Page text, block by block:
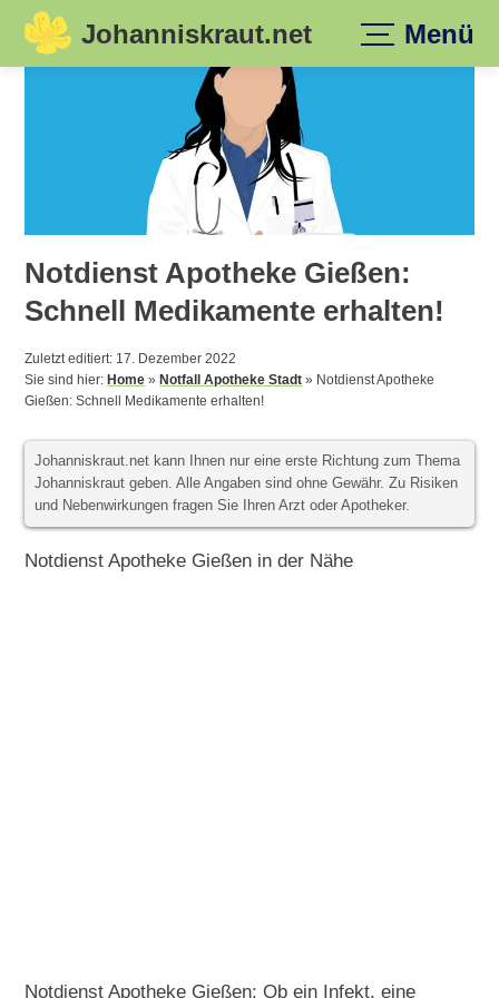
Skip
Johanniskraut.net Menü
Notdienst Apotheke Gießen:
Schnell Medikamente erhalten!
Zuletzt editiert: 17. Dezember 2022
Sie sind hier:Home »Notfall Apotheke Stadt » Notdienst Apotheke
Gießen: Schnell Medikamente erhalten!
Johanniskraut.net kann Ihnen nur eine erste Richtung zum Thema
Johanniskraut geben. Alle Angaben sind ohne Gewähr. Zu Risiken
und Nebenwirkungen fragen Sie Ihren Arzt oder Apotheker.
Notdienst Apotheke Gießen in der Nähe
Notdienst Apotheke Gießen: Ob ein Infekt, eine